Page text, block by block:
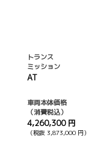
トランス
ミッション
AT
車両本体価格
（消費税込）
4,260,300 円
（税抜 3,873,000 円）